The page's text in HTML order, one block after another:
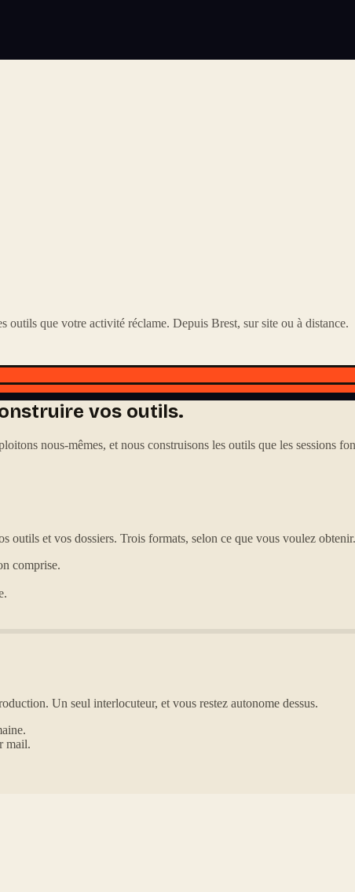
que votre activité réclame. Depuis Brest, sur site ou à distance.
vos outils.
nous-mêmes, et nous construisons les outils que les sessions
outils et vos dossiers. Trois formats, selon ce que vous voulez obtenir.
comprise.
Un seul interlocuteur, et vous restez autonome dessus.
mail.